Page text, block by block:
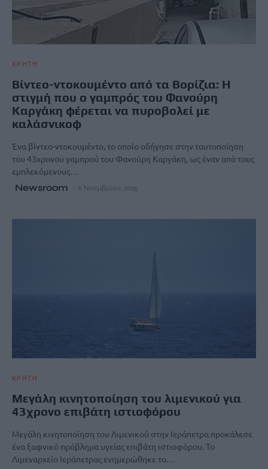
ΚΡΗΤΗ
Βίντεο-ντοκουμέντο από τα Βορίζια: Η
στιγμή που ο γαμπρός του Φανούρη
Καργάκη φέρεται να πυροβολεί με
καλάσνικοφ
Ένα βίντεο-ντοκουμέντο, το οποίο οδήγησε στην ταυτοποίηση
του 43χρονου γαμπρού του Φανούρη Καργάκη, ως έναν από τους
εμπλεκόμενους…
Newsroom 6 Νοεμβρίου, 2025
ΚΡΗΤΗ
Μεγάλη κινητοποίηση του λιμενικού για
43χρονο επιβάτη ιστιοφόρου
Μεγάλη κινητοποίηση του Λιμενικού στην Ιεράπετρα προκάλεσε
ένα ξαφνικό πρόβλημα υγείας επιβάτη ιστιοφόρου. Το
Λιμεναρχείο Ιεράπετρας ενημερώθηκε το…